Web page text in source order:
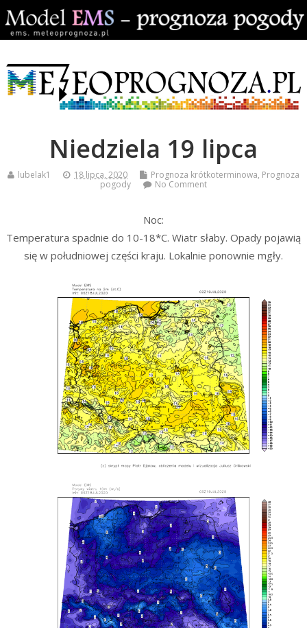
Niedziela 19 lipca
lubelak1 18 lipca, 2020 Prognoza krótkoterminowa, Prognoza
pogody
No Comment
Noc:
Temperatura spadnie do 10-18*C. Wiatr słaby. Opady pojawią
się w południowej części kraju. Lokalnie ponownie mgły.